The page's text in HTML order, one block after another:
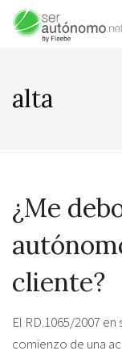
alta
¿Me
cliente?
El RD.1065/2007
comienzo de una